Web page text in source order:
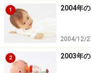
だから、午前中だけ
いう安心できる場所
いいと思います。お
間、ちょっとリフレ
1 2004年
2004/12/
2 2003年